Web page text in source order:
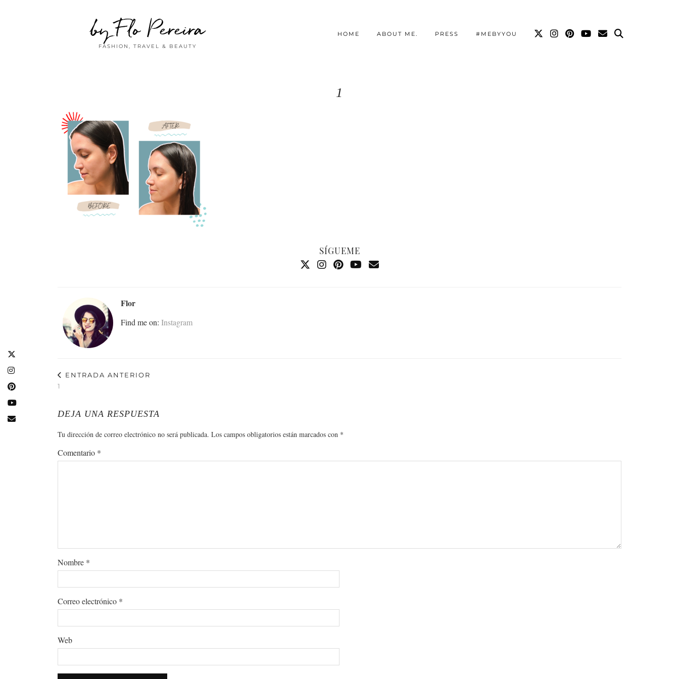
by Flo Pereira
FASHION, TRAVEL & BEAUTY
HOME ABOUT ME. PRESS #MEBYYOU
1
SÍGUEME
Flor
Find me on: Instagram
ENTRADA ANTERIOR
1
DEJA UNA RESPUESTA
Tu dirección de correo electrónico no será publicada. Los campos obligatorios están marcados con *
Comentario *
Nombre *
Correo electrónico *
Web